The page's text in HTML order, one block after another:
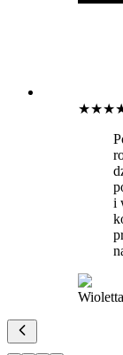
★★★
i
Wioletta